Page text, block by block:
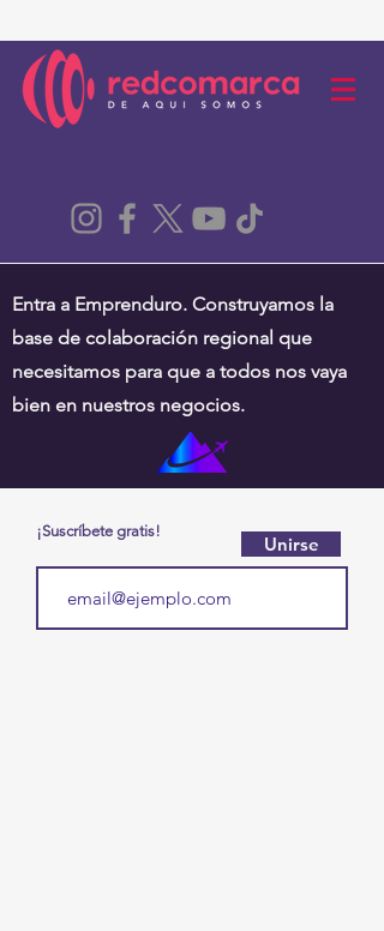
Entra a Emprenduro. Construyamos la
base de colaboración regional que
necesitamos para que a todos nos vaya
bien en nuestros negocios.
¡Suscríbete gratis!
Unirse